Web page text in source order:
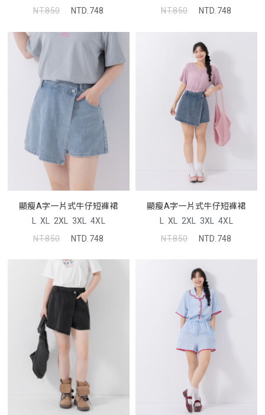
NT.850
NTD.748
NT.850
NTD.748
顯瘦A字一片式牛仔短褲裙
L XL 2XL 3XL 4XL
NT.850
NTD.748
顯瘦A字一片式牛仔短褲裙
L XL 2XL 3XL 4XL
NT.850
NTD.748